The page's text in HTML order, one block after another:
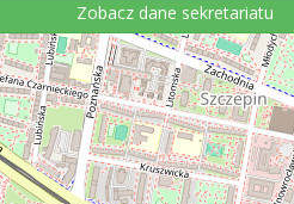
Zobacz dane sekretariatu